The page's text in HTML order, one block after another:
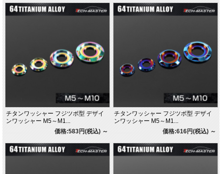
チタンワッシャー フジツボ型 デザイ
ンワッシャー M5～M1...
価格:583円(税込)～
チタンワッシャー フジツボ型 デザイ
ンワッシャー M5～M1...
価格:616円(税込)～